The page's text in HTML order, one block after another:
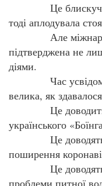
Це блискуче
тоді аплодувала
Але
підтверджена не
діями.
Час
велика, як
Це доводить
українського
Це доводять
поширення
Це доводять